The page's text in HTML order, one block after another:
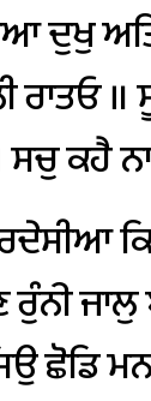
ਦੁਖੁ
ਰਾਤਓ॥
ਸਚੁਕਹੈ
ਰੁੰਨੀਜਾਲੁ
ਛੋਡਿ